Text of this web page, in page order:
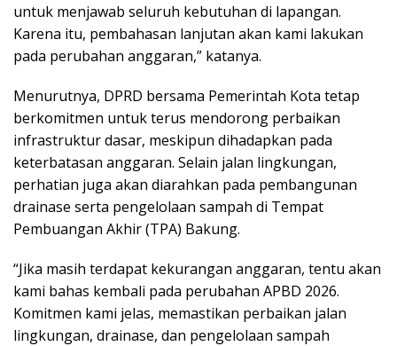
untuk menjawab seluruh kebutuhan di lapangan.
Karena itu, pembahasan lanjutan akan kami lakukan
pada perubahan anggaran,” katanya.
Menurutnya, DPRD bersama Pemerintah Kota tetap
berkomitmen untuk terus mendorong perbaikan
infrastruktur dasar, meskipun dihadapkan pada
keterbatasan anggaran. Selain jalan lingkungan,
perhatian juga akan diarahkan pada pembangunan
drainase serta pengelolaan sampah di Tempat
Pembuangan Akhir (TPA) Bakung.
“Jika masih terdapat kekurangan anggaran, tentu akan
kami bahas kembali pada perubahan APBD 2026.
Komitmen kami jelas, memastikan perbaikan jalan
lingkungan, drainase, dan pengelolaan sampah